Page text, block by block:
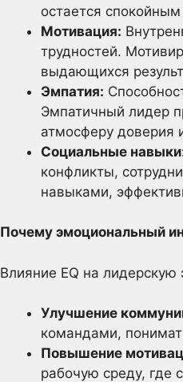
остается
Мотивация:
трудностей.
выдающихся
Эмпатия:
Эмпатичный лидер
атмосферу доверия
Социальные
конфликты,
навыками,
Почему эмоциональный
Влияние EQ на лидерскую
Улучшение
командами,
Повышение
рабочую среду, где